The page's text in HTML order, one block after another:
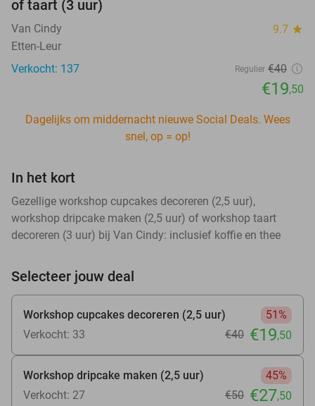
of taart (3 uur)
Van Cindy 9.7 star
Etten-Leur
Verkocht: 137
Regulier €40
€19,50
Dagelijks om middernacht nieuwe Social Deals. Wees
snel, op = op!
In het kort
Gezellige workshop cupcakes decoreren (2,5 uur),
workshop dripcake maken (2,5 uur) of workshop taart
decoreren (3 uur) bij Van Cindy: inclusief koffie en thee
Selecteer jouw deal
Workshop cupcakes decoreren (2,5 uur)
51%
Verkocht: 33
€40 €19,50
Workshop dripcake maken (2,5 uur)
45%
Verkocht: 27
€50 €27,50